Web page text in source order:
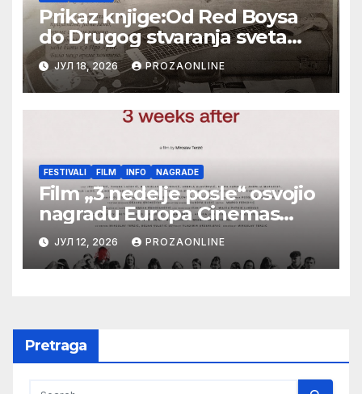
Prikaz knjige:Od Red Boysa
do Drugog stvaranja sveta
(bilo neko vreme pošteno)
(autor- Zlatomira Sremca,
Botoš 2022. godine, samizdat)
ЈУЛ 18, 2026 PROZAONLINE
FESTIVALI FILM INFO NAGRADE
Film „3 nedelje posle“ osvojio
nagradu Europa Cinemas
Label na Filmskom festivalu u
Karlovim Varima
ЈУЛ 12, 2026 PROZAONLINE
Pretraga